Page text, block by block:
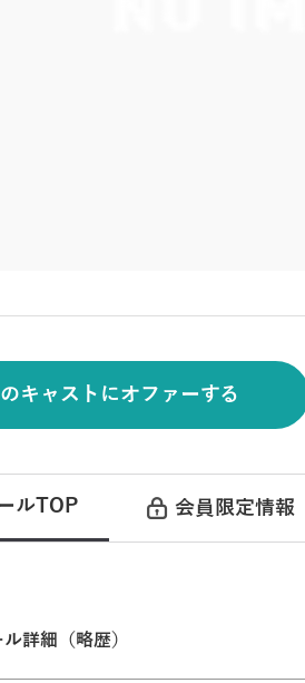
キャストにオファーする
ルTOP 会員限定情報
詳細（略歴）